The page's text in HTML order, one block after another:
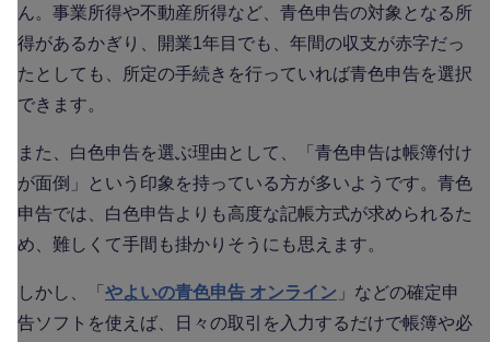
ん。事業所得や不動産所得など、青色申告の対象となる所
得があるかぎり、開業1年目でも、年間の収支が赤字だっ
たとしても、所定の手続きを行っていれば青色申告を選択
できます。
また、白色申告を選ぶ理由として、「青色申告は帳簿付け
が面倒」という印象を持っている方が多いようです。青色
申告では、白色申告よりも高度な記帳方式が求められるた
め、難しくて手間も掛かりそうにも思えます。
しかし、「 やよいの青色申告 オンライン 」などの確定申
告ソフトを使えば、日々の取引を入力するだけで帳簿や必